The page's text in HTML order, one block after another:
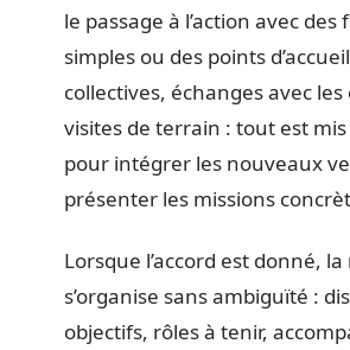
le passage à l’action avec
simples ou des points
collectives, échanges avec les
visites de terrain : tout est
pour intégrer les nouveaux
présenter les missions
Lorsque l’accord est donné,
s’organise sans ambiguïté :
objectifs, rôles à tenir,